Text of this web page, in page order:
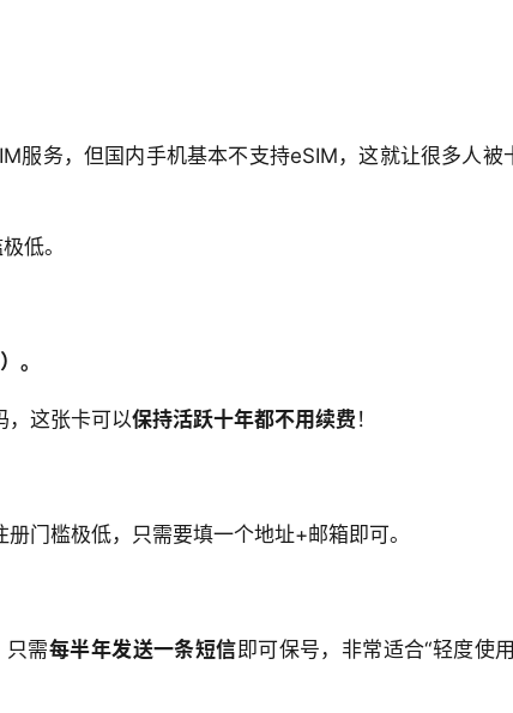
服务，但国内手机基本不支持eSIM，这就让很多人被
低。
。
，这张卡可以保持活跃十年都不用续费 ！
册门槛极低，只需要填一个地址+邮箱即可。
需每半年发送一条短信即可保号，非常适合“轻度使